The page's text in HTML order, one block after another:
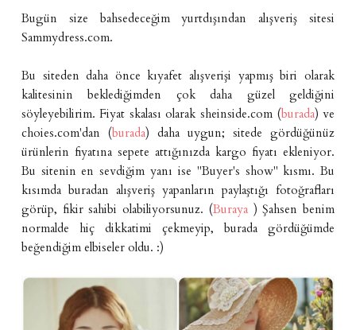
Bugün size bahsedeceğim yurtdışından alışveriş sitesi
Sammydress.com.
Bu siteden daha önce kıyafet alışverişi yapmış biri olarak
kalitesinin beklediğimden çok daha güzel geldiğini
söyleyebilirim. Fiyat skalası olarak sheinside.com (burada) ve
choies.com'dan (burada) daha uygun; sitede gördüğünüz
ürünlerin fiyatına sepete attığınızda kargo fiyatı ekleniyor.
Bu sitenin en sevdiğim yanı ise "Buyer's show" kısmı. Bu
kısımda buradan alışveriş yapanların paylaştığı fotoğrafları
görüp, fikir sahibi olabiliyorsunuz. (Buraya ) Şahsen benim
normalde hiç dikkatimi çekmeyip, burada gördüğümde
beğendiğim elbiseler oldu. :)